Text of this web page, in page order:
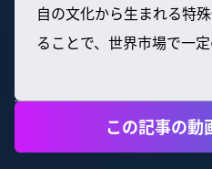
自の文化から生まれる特
ることで、世界市場で一
この記事の動